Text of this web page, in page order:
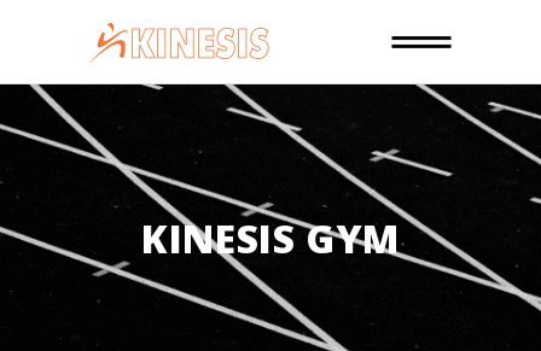
KINESIS GYM